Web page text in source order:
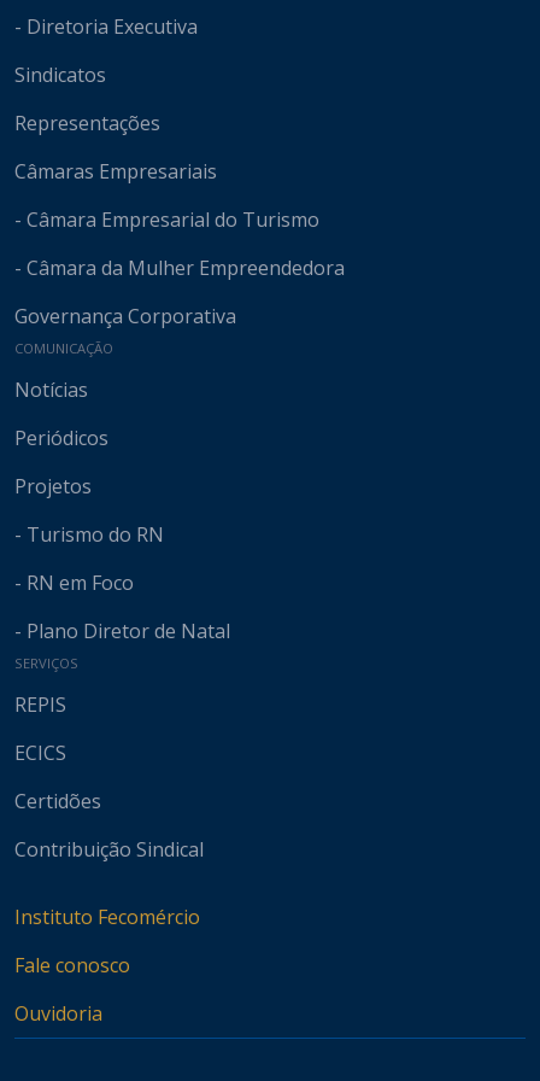
- Diretoria Executiva
Sindicatos
Representações
Câmaras Empresariais
- Câmara Empresarial do Turismo
- Câmara da Mulher Empreendedora
Governança Corporativa
COMUNICAÇÃO
Notícias
Periódicos
Projetos
- Turismo do RN
- RN em Foco
- Plano Diretor de Natal
SERVIÇOS
REPIS
ECICS
Certidões
Contribuição Sindical
Instituto Fecomércio
Fale conosco
Ouvidoria